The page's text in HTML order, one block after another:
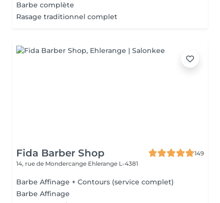
Barbe complète
Rasage traditionnel complet
Fida Barber Shop
149
14, rue de Mondercange Ehlerange L-4381
Barbe Affinage + Contours (service complet)
Barbe Affinage